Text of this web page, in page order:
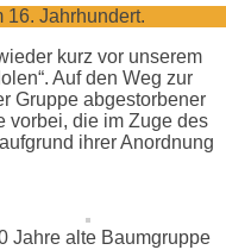
16. Jahrhundert.
kurz vor unserem
Auf den Weg zur
Gruppe abgestorbener
vorbei, die im Zuge des
ihrer Anordnung
Jahre alte Baumgruppe